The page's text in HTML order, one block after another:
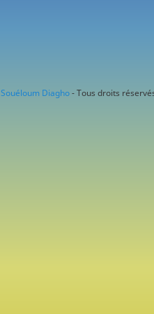
Souéloum Diagho- Tous droits